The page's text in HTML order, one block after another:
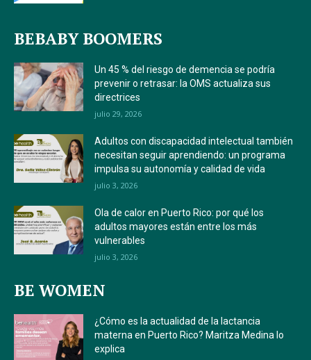
BEBABY BOOMERS
Un 45 % del riesgo de demencia se podría
prevenir o retrasar: la OMS actualiza sus
directrices
julio 29, 2026
Adultos con discapacidad intelectual también
necesitan seguir aprendiendo: un programa
impulsa su autonomía y calidad de vida
julio 3, 2026
Ola de calor en Puerto Rico: por qué los
adultos mayores están entre los más
vulnerables
julio 3, 2026
BE WOMEN
¿Cómo es la actualidad de la lactancia
materna en Puerto Rico? Maritza Medina lo
explica